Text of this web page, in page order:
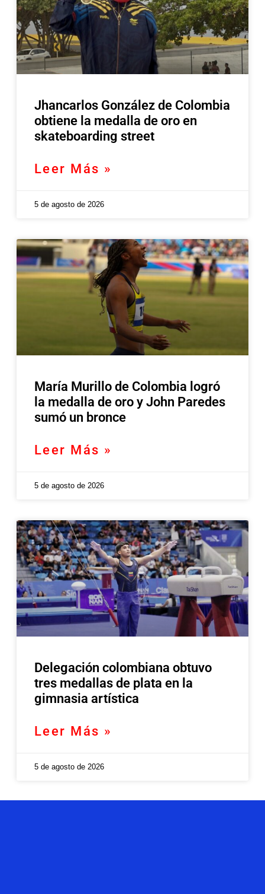
Jhancarlos González de Colombia
obtiene la medalla de oro en
skateboarding street
Leer Más »
5 de agosto de 2026
María Murillo de Colombia logró
la medalla de oro y John Paredes
sumó un bronce
Leer Más »
5 de agosto de 2026
Delegación colombiana obtuvo
tres medallas de plata en la
gimnasia artística
Leer Más »
5 de agosto de 2026